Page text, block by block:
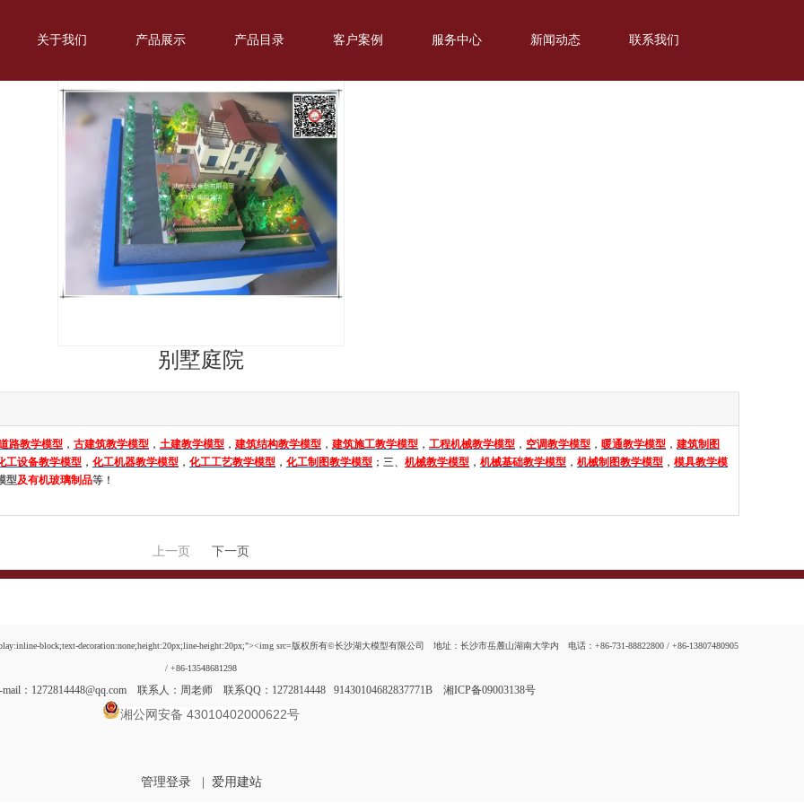
关于我们 产品展示 产品目录 客户案例 服务中心 新闻动态 联系我们
别墅庭院
路教学模型 ， 古建筑教学模型 ， 土建教学模型 ， 建筑结构教学模型 ， 建筑施工教学模型 ， 工程机械教学模型 ， 空调教学模型 ， 暖通教学模型 ， 建筑制图
工设备教学模型 ， 化工机器教学模型 ， 化工工艺教学模型 ， 化工制图教学模型 ；三、 机械教学模型 ， 机械基础教学模型 ， 机械制图教学模型 ， 模具教学模
型及有机玻璃制品等！
上一页 下一页
block;text-decoration:none;height:20px;line-height:20px;"><img src=版权所有©长沙湖大模型有限公司 地址：长沙市岳麓山湖南大学内 电话：+86-731-88822800 / +86-13807480905
/ +86-13548681298
：1272814448@qq.com 联系人：周老师 联系QQ：1272814448 91430104682837771B 湘ICP备09003138号
湘公网安备 43010402000622号
管理登录 爱用建站